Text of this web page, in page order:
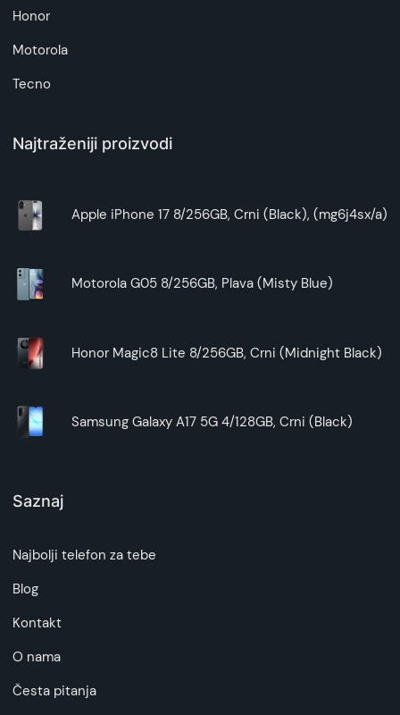
Honor
Motorola
Tecno
Najtraženiji proizvodi
Apple iPhone 17 8/256GB, Crni (Black), (mg6j4sx/a)
Motorola G05 8/256GB, Plava (Misty Blue)
Honor Magic8 Lite 8/256GB, Crni (Midnight Black)
Samsung Galaxy A17 5G 4/128GB, Crni (Black)
Saznaj
Najbolji telefon za tebe
Blog
Kontakt
O nama
Česta pitanja